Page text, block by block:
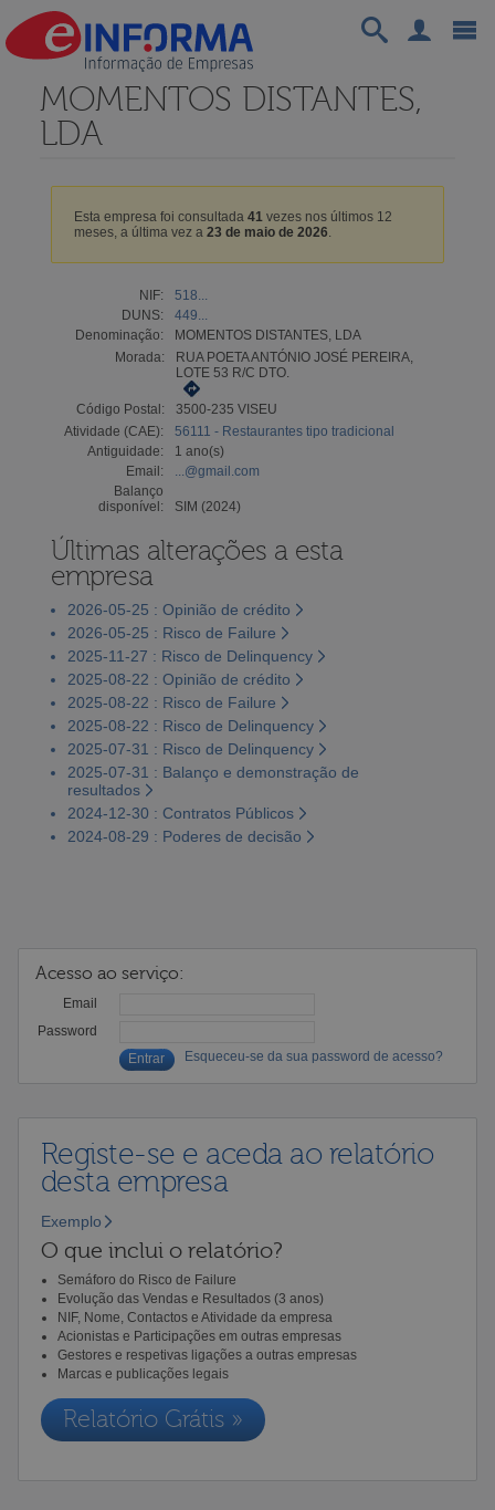
MOMENTOS DISTANTES,
LDA
Esta empresa foi consultada 41vezes nos últimos 12
meses, a última vez a 23 de maio de 2026.
NIF:
518...
DUNS:
449...
Denominação:
MOMENTOS DISTANTES, LDA
Morada:
RUA POETA ANTÓNIO JOSÉ PEREIRA,
LOTE 53 R/C DTO.
Código Postal:
3500-235 VISEU
Atividade (CAE):
56111 - Restaurantes tipo tradicional
Antiguidade:
1 ano(s)
Email:
...@gmail.com
Balanço
disponível:
SIM (2024)
Últimas alterações a esta
empresa
2026-05-25 : Opinião de crédito
2026-05-25 : Risco de Failure
2025-11-27 : Risco de Delinquency
2025-08-22 : Opinião de crédito
2025-08-22 : Risco de Failure
2025-08-22 : Risco de Delinquency
2025-07-31 : Risco de Delinquency
2025-07-31 : Balanço e demonstração de
resultados
2024-12-30 : Contratos Públicos
2024-08-29 : Poderes de decisão
Acesso ao serviço:
Email
Password
Esqueceu-se da sua password de acesso?
Registe-se e aceda ao relatório
desta empresa
Exemplo
O que inclui o relatório?
Semáforo do Risco de Failure
Evolução das Vendas e Resultados (3 anos)
NIF, Nome, Contactos e Atividade da empresa
Acionistas e Participações em outras empresas
Gestores e respetivas ligações a outras empresas
Marcas e publicações legais
Relatório Grátis »